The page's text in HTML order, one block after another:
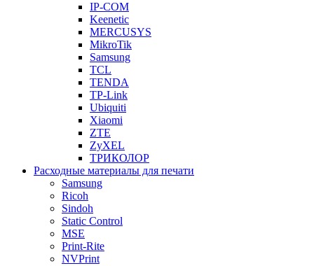
IP-COM
Keenetic
MERCUSYS
MikroTik
Samsung
TCL
TENDA
TP-Link
Ubiquiti
Xiaomi
ZTE
ZyXEL
ТРИКОЛОР
Расходные материалы для печати
Samsung
Ricoh
Sindoh
Static Control
MSE
Print-Rite
NVPrint